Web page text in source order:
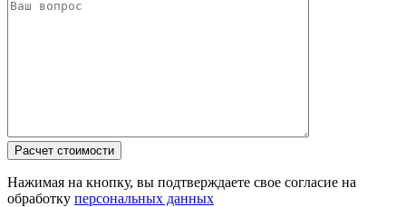
Нажимая на кнопку, вы подтверждаете свое согласие на
обработку персональных данных